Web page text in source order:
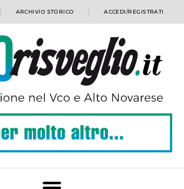
ARCHIVIO STORICO ACCEDI/REGISTRATI